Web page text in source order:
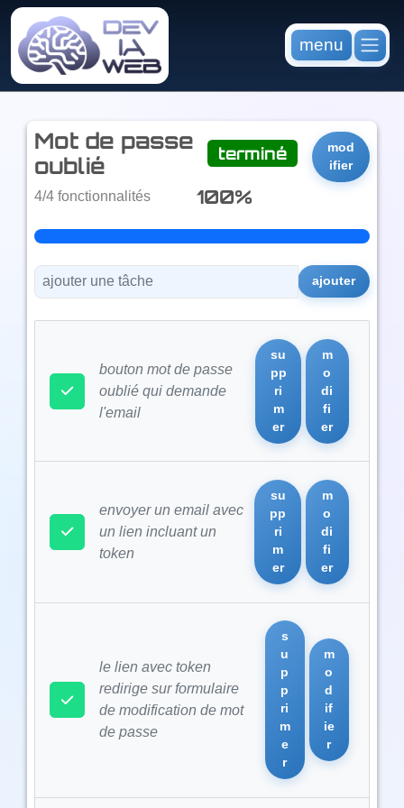
menu
mot de passe
oublié
terminé
mod
ifier
4/4 fonctionnalités 100%
bouton mot de passe
oublié qui demande
l'email
su
pp
ri
m
er
m
o
di
fi
er
envoyer un email avec
un lien incluant un
token
su
pp
ri
m
er
m
o
di
fi
er
le lien avec token
redirige sur formulaire
de modification de mot
de passe
s
u
p
p
ri
m
e
r
m
o
d
if
ie
r